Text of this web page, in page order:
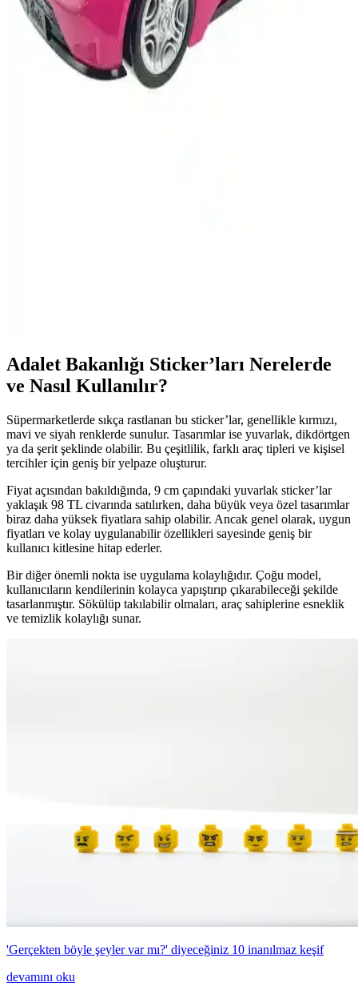
150 ml Araba Kokusu Spreyleri: Pratik ve Etkili
Ferahlatıcı Seçenekler
150 ml araba kokusu spreyleri, taşınabilir ve kullanımı kolaydır.
Farklı aromalarla kötü kokuları giderir, araç içi ferahlık sağlar ve
Adalet Bakanlığı Sticker’ları Nerelerde
ve Nasıl Kullanılır?
Süpermarketlerde sıkça rastlanan bu sticker’lar, genellikle kırmızı,
mavi ve siyah renklerde sunulur. Tasarımlar ise yuvarlak, dikdörtgen
ya da şerit şeklinde olabilir. Bu çeşitlilik, farklı araç tipleri ve kişisel
tercihler için geniş bir yelpaze oluşturur.
Fiyat açısından bakıldığında, 9 cm çapındaki yuvarlak sticker’lar
yaklaşık 98 TL civarında satılırken, daha büyük veya özel tasarımlar
biraz daha yüksek fiyatlara sahip olabilir. Ancak genel olarak, uygun
fiyatları ve kolay uygulanabilir özellikleri sayesinde geniş bir
kullanıcı kitlesine hitap ederler.
Bir diğer önemli nokta ise uygulama kolaylığıdır. Çoğu model,
kullanıcıların kendilerinin kolayca yapıştırıp çıkarabileceği şekilde
tasarlanmıştır. Sökülüp takılabilir olmaları, araç sahiplerine esneklik
ve temizlik kolaylığı sunar.
'Gerçekten böyle şeyler var mı?' diyeceğiniz 10 inanılmaz keşif
devamını oku